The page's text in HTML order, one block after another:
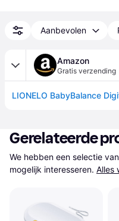
Aanbevolen
Amazon
Gratis verzending
Gerelateerde
We hebben een selectie
mogelijk interesseren. Alles